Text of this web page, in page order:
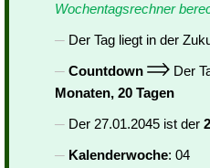
Wochentagsrechner
Der Tag liegt in der
Countdown
Der
Monaten, 20 Tagen
Der 27.01.2045 ist der
Kalenderwoche: 04